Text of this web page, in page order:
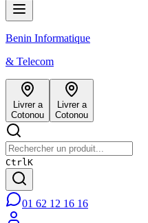
Benin Informatique
& Telecom
Livrer a
Cotonou
Livrer a
Cotonou
CtrlK
01 62 12 16 16